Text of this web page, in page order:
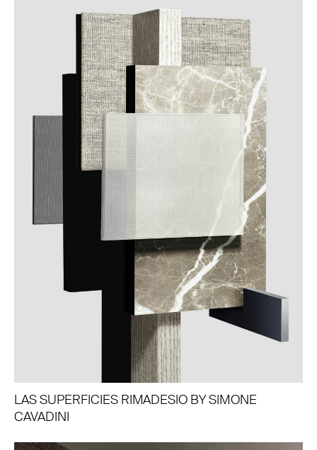
LAS SUPERFICIES RIMADESIO BY SIMONE
CAVADINI